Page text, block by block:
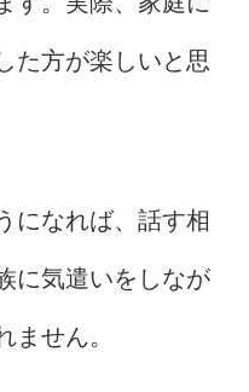
た方が楽しいと思
になれば、話す相
に気遣いをしなが
ません。